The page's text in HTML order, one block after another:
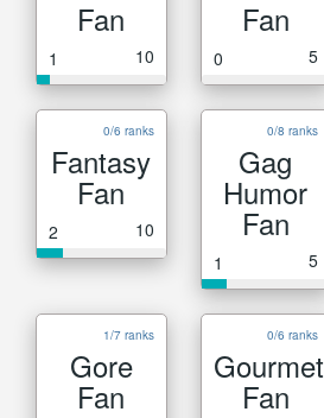
Fan
1 10
Fan
0 5
0/6 ranks
Fantasy
Fan
2 10
0/8 ranks
Gag
Humor
Fan
1 5
1/7 ranks
Gore
Fan
0/6 ranks
Gourmet
Fan